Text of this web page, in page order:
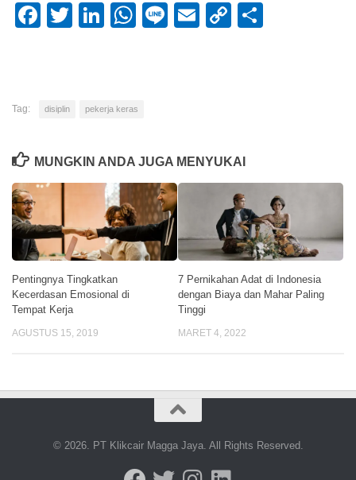
Facebook
Twitter
LinkedIn
WhatsApp
LineEmailCopy
Tag: disiplin pekerja keras
MUNGKIN ANDA JUGA MENYUKAI
Pentingnya Tingkatkan
Kecerdasan Emosional di
Tempat Kerja
AGUSTUS 15, 2019
7 Pernikahan Adat di Indonesia
dengan Biaya dan Mahar Paling
Tinggi
MARET 4, 2022
© 2026. PT Klikcair Magga Jaya. All Rights Reserved.